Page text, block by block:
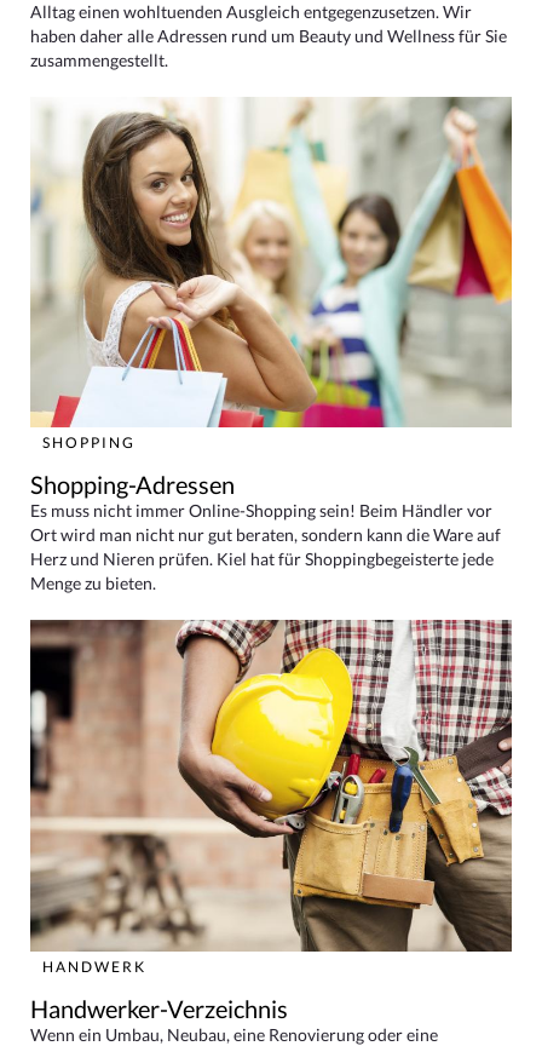
Alltag einen wohltuenden Ausgleich entgegenzusetzen. Wir
haben daher alle Adressen rund um Beauty und Wellness für Sie
zusammengestellt.
SHOPPING
Shopping-Adressen
Es muss nicht immer Online-Shopping sein! Beim Händler vor
Ort wird man nicht nur gut beraten, sondern kann die Ware auf
Herz und Nieren prüfen. Kiel hat für Shoppingbegeisterte jede
Menge zu bieten.
HANDWERK
Handwerker-Verzeichnis
Wenn ein Umbau, Neubau, eine Renovierung oder eine